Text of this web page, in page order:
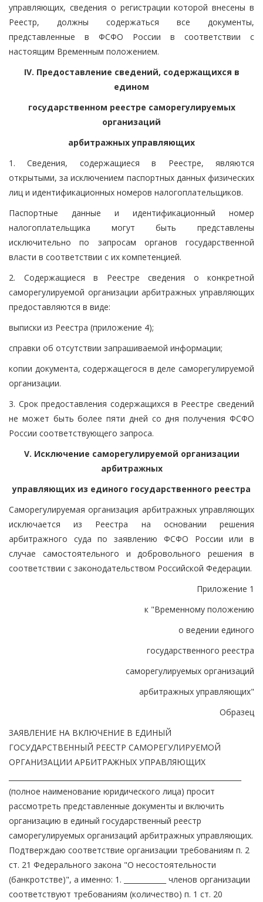
управляющих, сведения о регистрации которой внесены в
Реестр, должны содержаться все документы,
представленные в ФСФО России в соответствии с
настоящим Временным положением.
IV. Предоставление сведений, содержащихся в
едином
государственном реестре саморегулируемых
организаций
арбитражных управляющих
1. Сведения, содержащиеся в Реестре, являются
открытыми, за исключением паспортных данных физических
лиц и идентификационных номеров налогоплательщиков.
Паспортные данные и идентификационный номер
налогоплательщика могут быть представлены
исключительно по запросам органов государственной
власти в соответствии с их компетенцией.
2. Содержащиеся в Реестре сведения о конкретной
саморегулируемой организации арбитражных управляющих
предоставляются в виде:
выписки из Реестра (приложение 4);
справки об отсутствии запрашиваемой информации;
копии документа, содержащегося в деле саморегулируемой
организации.
3. Срок предоставления содержащихся в Реестре сведений
не может быть более пяти дней со дня получения ФСФО
России соответствующего запроса.
V. Исключение саморегулируемой организации
арбитражных
управляющих из единого государственного реестра
Саморегулируемая организация арбитражных управляющих
исключается из Реестра на основании решения
арбитражного суда по заявлению ФСФО России или в
случае самостоятельного и добровольного решения в
соответствии с законодательством Российской Федерации.
Приложение 1
к "Временному положению
о ведении единого
государственного реестра
саморегулируемых организаций
арбитражных управляющих"
Образец
ЗАЯВЛЕНИЕ НА ВКЛЮЧЕНИЕ В ЕДИНЫЙ
ГОСУДАРСТВЕННЫЙ РЕЕСТР САМОРЕГУЛИРУЕМОЙ
ОРГАНИЗАЦИИ АРБИТРАЖНЫХ УПРАВЛЯЮЩИХ
(полное наименование юридического лица) просит
рассмотреть представленные документы и включить
организацию в единый государственный реестр
саморегулируемых организаций арбитражных управляющих.
Подтверждаю соответствие организации требованиям п. 2
ст. 21 Федерального закона "О несостоятельности
(банкротстве)", а именно: 1. ____________ членов организации
соответствуют требованиям (количество) п. 1 ст. 20